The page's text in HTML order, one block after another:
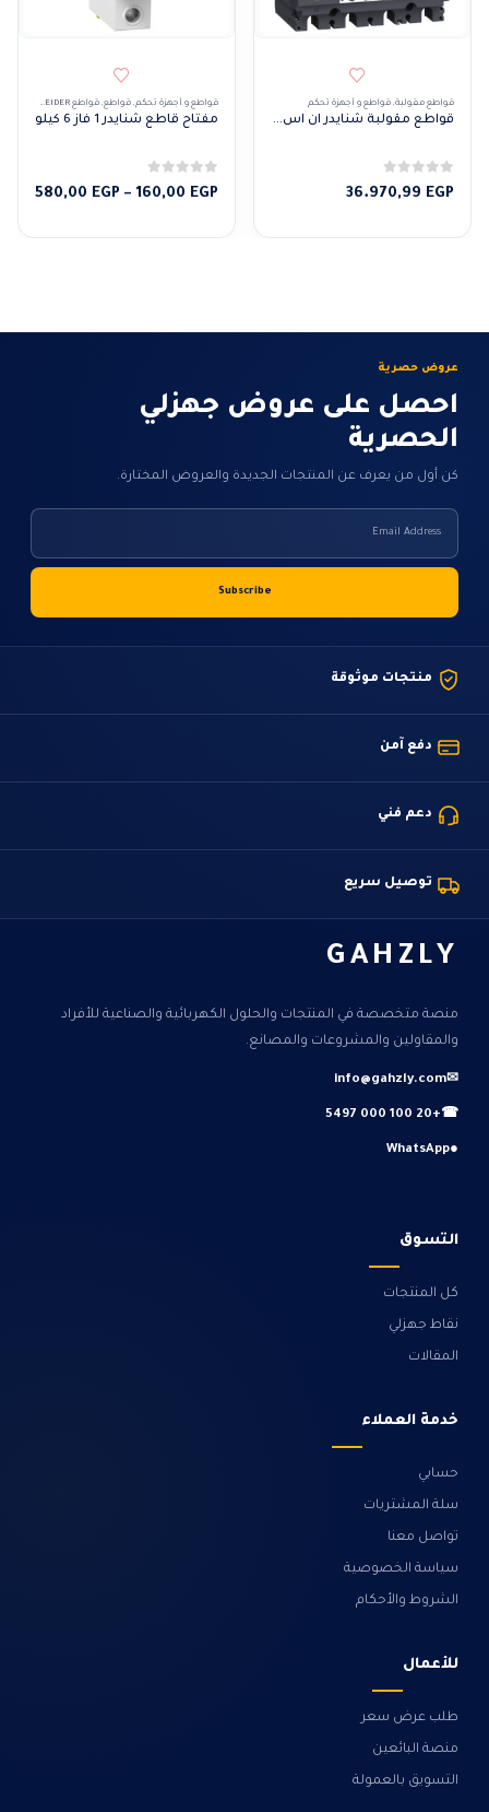
قواطع مقولبة, قواطع و أجهزة تحكم
قواطع مقولبة شنايدر ان اس اكس ميكرو 5.2 اي 100 بي 4 فاز
0من 5
36.970,99 EGP
قواطع و أجهزة تحكم, قواطع, قواطع SCHNEIDER
مفتاح قاطع شنايدر 1 فاز 6 كيلو
0من 5
160,00 EGP
–
580,00 EGP
من
عروض حصرية
احصل على عروض جهزلي
الحصرية
كن أول من يعرف عن المنتجات الجديدة والعروض المختارة.
منتجات موثوقة
دفع آمن
دعم فني
توصيل سريع
GAHZLY
منصة متخصصة في المنتجات والحلول الكهربائية والصناعية للأفراد
والمقاولين والمشروعات والمصانع.
✉
info@gahzly.com
☎
+20 100 000 5497
●
WhatsApp
التسوق
كل المنتجات
نقاط جهزلي
المقالات
خدمة العملاء
حسابي
سلة المشتريات
تواصل معنا
سياسة الخصوصية
الشروط والأحكام
للأعمال
طلب عرض سعر
منصة البائعين
التسويق بالعمولة